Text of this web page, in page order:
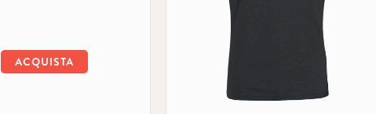
ACQUISTA